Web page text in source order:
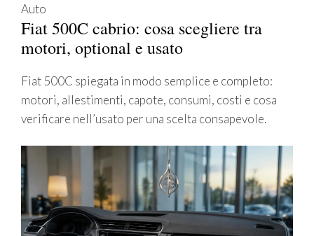
Auto
Fiat 500C cabrio: cosa scegliere tra
motori, optional e usato
Fiat 500C spiegata in modo semplice e completo:
motori, allestimenti, capote, consumi, costi e cosa
verificare nell’usato per una scelta consapevole.